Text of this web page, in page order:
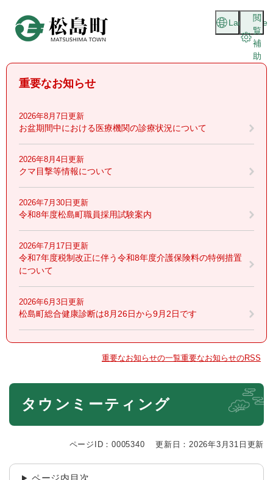
頭
閲
覧
補
助
Language
重要なお知らせ
2026年8月7日更新
お盆期間中における医療機関の診療状況について
2026年8月4日更新
クマ目撃等情報について
2026年7月30日更新
令和8年度松島町職員採用試験案内
2026年7月17日更新
令和7年度税制改正に伴う令和8年度介護保険料の特例措置
について
2026年6月3日更新
松島町総合健康診断は8月26日から9月2日です
重要なお知らせの一覧重要なお知らせのRSS
本
タウンミーティング
ページID：0005340 更新日：2026年3月31日更新
ページ内目次